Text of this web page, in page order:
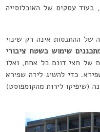
בעוד עסקים של האוכלוסייה
של ההתנסות אינה רק שינוי
שימוש בשטח ציבורי
ל-4 חלקות של חצי דונם כל אחת, ואלו
כדי להשיג לירה שפירא
(שיפיקו לירות מהקומפוסט)